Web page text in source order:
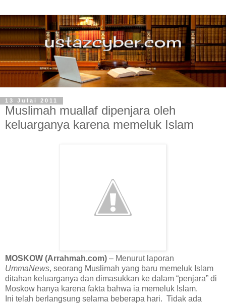
13 Julai 2011
Muslimah muallaf dipenjara oleh
keluarganya karena memeluk Islam
MOSKOW (Arrahmah.com) – Menurut laporan
UmmaNews, seorang Muslimah yang baru memeluk Islam
ditahan keluarganya dan dimasukkan ke dalam “penjara” di
Moskow hanya karena fakta bahwa ia memeluk Islam.
Ini telah berlangsung selama beberapa hari. Tidak ada